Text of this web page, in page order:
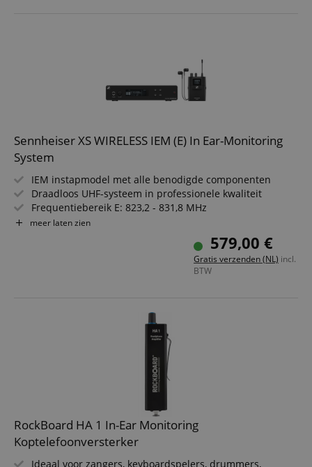
Sennheiser XS WIRELESS IEM (E) In Ear-Monitoring
System
IEM instapmodel met alle benodigde componenten
Draadloos UHF-systeem in professionele kwaliteit
Frequentiebereik E: 823,2 - 831,8 MHz
Focus-modus waarmee je je persoonlijke mix fijn kunt
EQ- en limiteropties verbeteren je audio-ervaring
Infraroodsensor voor eenvoudige synchronisatie
meer laten zien
579,00 €
Gratis verzenden (NL) incl.
BTW
RockBoard HA 1 In-Ear Monitoring
Koptelefoonversterker
Ideaal voor zangers, keyboardspelers, drummers,